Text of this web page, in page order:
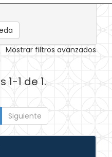
Mostrar filtros avanzados
1-1 de 1.
Siguiente